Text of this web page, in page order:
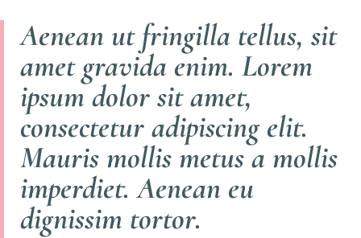
Aenean ut fringilla tellus, sit
amet gravida enim. Lorem
ipsum dolor sit amet,
consectetur adipiscing elit.
Mauris mollis metus a mollis
imperdiet. Aenean eu
dignissim tortor.